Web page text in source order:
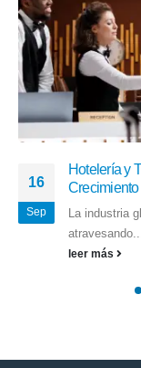
16
Sep
Hotelería y
Crecimiento
La industria
atravesando...
leer más